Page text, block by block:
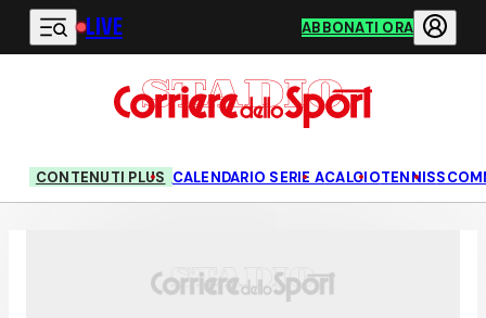
Vai al contenuto principale
LIVE ABBONATI ORA
CONTENUTI PLUS CALENDARIO SERIE ACALCIOTENNIS